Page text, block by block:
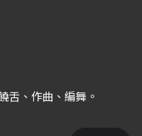
舌、作曲、編舞。